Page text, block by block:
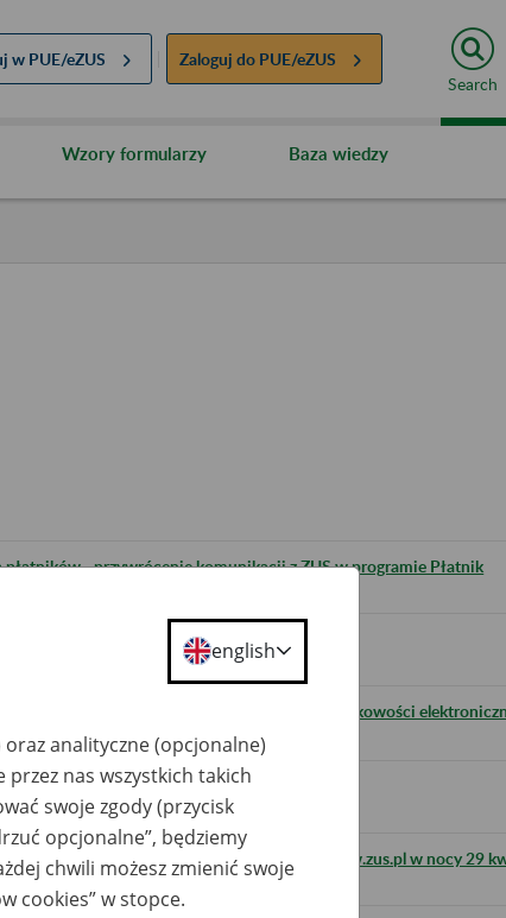
w PUE/eZUS Zaloguj do PUE/eZUS
Search
Wzory formularzy Baza wiedzy
- przywrócenie komunikacji z ZUS w programie Płatnik
komunikacji z ZUS w programie Płatnik
logowania do PUE ZUS za pośrednictwem bankowości
dostępie do PUE ZUS w nocy z 6 na 7 maja
w dostępie do strony internetowej www.zus.pl w nocy 29
english
analityczne (opcjonalne)
przez nas wszystkich takich
swoje zgody (przycisk
opcjonalne”, będziemy
chwili możesz zmienić swoje
cookies” w stopce.